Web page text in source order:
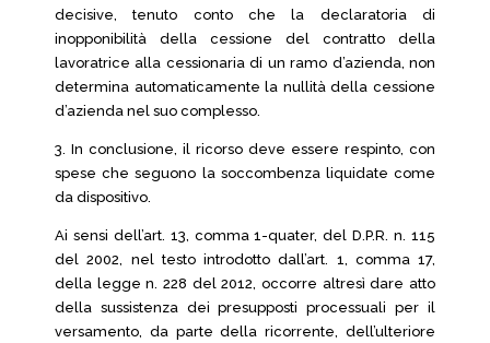
decisive, tenuto conto che la declaratoria di
inopponibilità della cessione del contratto della
lavoratrice alla cessionaria di un ramo d’azienda, non
determina automaticamente la nullità della cessione
d’azienda nel suo complesso.
3. In conclusione, il ricorso deve essere respinto, con
spese che seguono la soccombenza liquidate come
da dispositivo.
Ai sensi dell’art. 13, comma 1-quater, del D.P.R. n. 115
del 2002, nel testo introdotto dall’art. 1, comma 17,
della legge n. 228 del 2012, occorre altresì dare atto
della sussistenza dei presupposti processuali per il
versamento, da parte della ricorrente, dell’ulteriore